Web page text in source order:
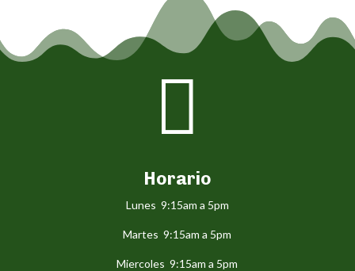

Horario
Lunes 9:15am a 5pm
Martes 9:15am a 5pm
Miercoles 9:15am a 5pm